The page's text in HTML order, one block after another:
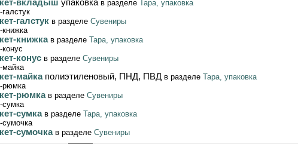
вкладыш упаковкав разделе Тара, упаковка
галстук
галстук в разделе Сувениры
книжка
книжка в разделе Тара, упаковка
конус
конус в разделе Сувениры
майка
майка полиэтиленовый, ПНД, ПВД в разделе Тара, упаковка
рюмка
рюмка в разделе Сувениры
сумка
сумкав разделе Тара, упаковка
сумочка
сумочкав разделе Сувениры